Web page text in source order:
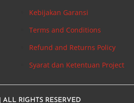
Kebijakan Garansi
Terms and Conditions
Refund and Returns Policy
Syarat dan Ketentuan Project
| ALL RIGHTS RESERVED